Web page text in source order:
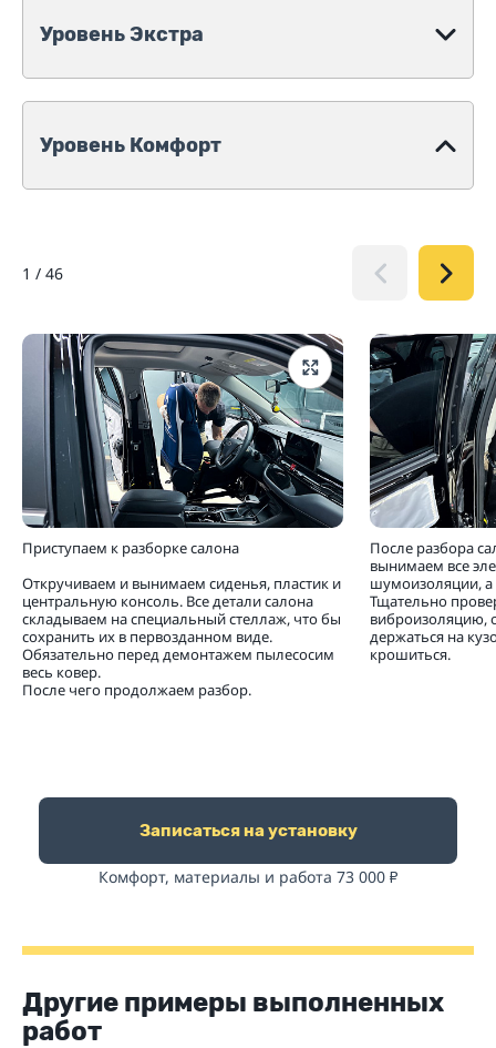
Уровень Экстра
Уровень Комфорт
1 / 46
Приступаем к разборке салона
Откручиваем и вынимаем сиденья, пластик и
центральную консоль. Все детали салона
складываем на специальный стеллаж, что бы
сохранить их в первозданном виде.
Обязательно перед демонтажем пылесосим
весь ковер.
После чего продолжаем разбор.
После разбора
вынимаем все
шумоизоляции, а
Тщательно
виброизоляцию,
держаться на
крошиться.
Записаться на установку
Комфорт, материалы и работа 73 000 ₽
Другие примеры выполненных
работ